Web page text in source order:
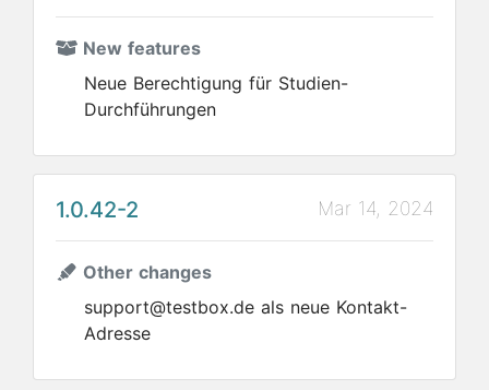
New features
Neue Berechtigung für Studien-
Durchführungen
1.0.42-2 Mar 14, 2024
Other changes
support@testbox.de als neue Kontakt-
Adresse